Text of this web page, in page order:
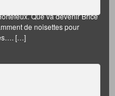
Que va devenir Brice
de noisettes pour
[…]